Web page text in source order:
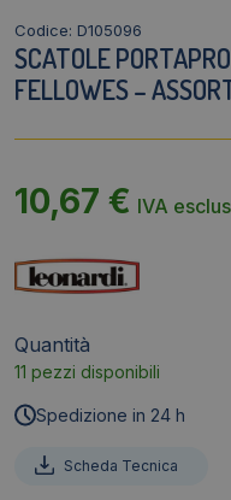
Codice: D105096
SCATOLE
FELLOWES –
10,67 € IVA
Quantità
11 pezzi disponibili
Spedizione in 24 h
Scheda Tecnica